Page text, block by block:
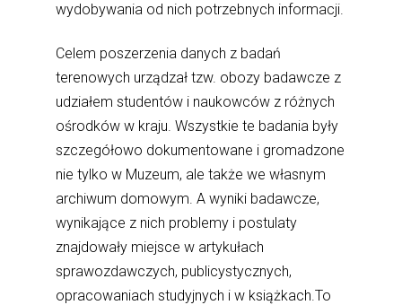
wydobywania od nich potrzebnych informacji.
Celem poszerzenia danych z badań
terenowych urządzał tzw. obozy badawcze z
udziałem studentów i naukowców z różnych
ośrodków w kraju. Wszystkie te badania były
szczegółowo dokumentowane i gromadzone
nie tylko w Muzeum, ale także we własnym
archiwum domowym. A wyniki badawcze,
wynikające z nich problemy i postulaty
znajdowały miejsce w artykułach
sprawozdawczych, publicystycznych,
opracowaniach studyjnych i w książkach.To